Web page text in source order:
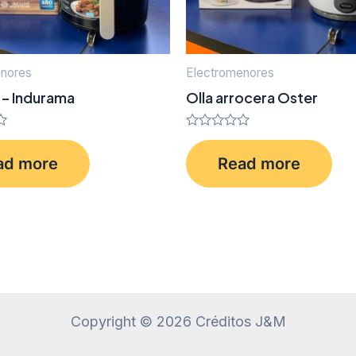
Indurama
more
Electromenores
Olla arrocera Oster
Rated
0
out
of
Read more
Copyright © 2026 Créditos J&M